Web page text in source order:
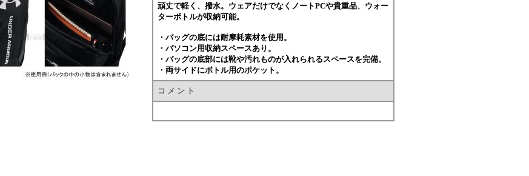
頑丈で軽く、撥水。ウェアだけでなくノートPCや貴重品、ウォー
ターボトルが収納可能。
・バッグの底には耐摩耗素材を使用。
・パソコン用収納スペースあり。
・バッグの底部には靴や汚れものが入れられるスペースを完備。
・両サイドにボトル用のポケット。
コ メ ン ト